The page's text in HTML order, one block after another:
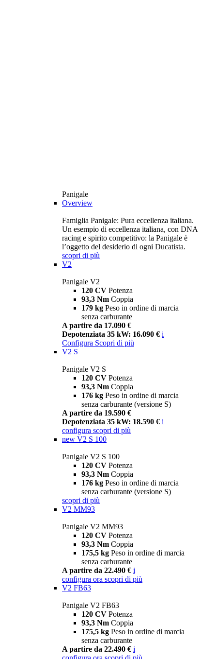
Panigale
Overview
Famiglia Panigale: Pura eccellenza italiana.
Un esempio di eccellenza italiana, con DNA
racing e spirito competitivo: la Panigale è
l’oggetto del desiderio di ogni Ducatista.
scopri di più
V2
Panigale V2
120 CV Potenza
93,3 Nm Coppia
179 kg Peso in ordine di marcia
senza carburante
A partire da 17.090 €
Depotenziata 35 kW: 16.090 € i
Configura Scopri di più
V2 S
Panigale V2 S
120 CV Potenza
93,3 Nm Coppia
176 kg Peso in ordine di marcia
senza carburante (versione S)
A partire da 19.590 €
Depotenziata 35 kW: 18.590 € i
configura scopri di più
new V2 S 100
Panigale V2 S 100
120 CV Potenza
93,3 Nm Coppia
176 kg Peso in ordine di marcia
senza carburante (versione S)
scopri di più
V2 MM93
Panigale V2 MM93
120 CV Potenza
93,3 Nm Coppia
175,5 kg Peso in ordine di marcia
senza carburante
A partire da 22.490 € i
configura ora scopri di più
V2 FB63
Panigale V2 FB63
120 CV Potenza
93,3 Nm Coppia
175,5 kg Peso in ordine di marcia
senza carburante
A partire da 22.490 € i